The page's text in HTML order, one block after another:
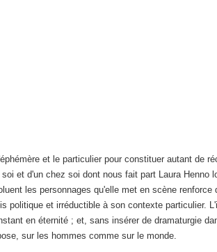
et le particulier pour constituer autant de
et d'un chez soi dont nous fait part Laura Henno
les personnages qu'elle met en scène renforce
et irréductible à son contexte particulier.
en éternité ; et, sans insérer de dramaturgie
sur les hommes comme sur le monde.